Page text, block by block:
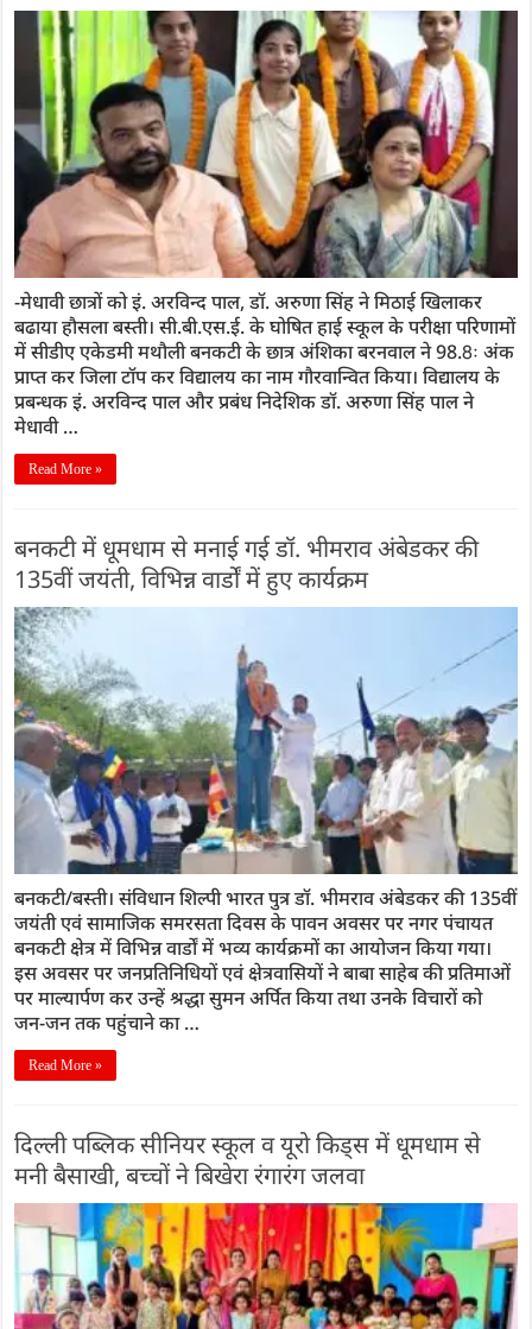
-मेधावी छात्रों को इं. अरविन्द पाल, डॉ. अरुणा सिंह ने मिठाई खिलाकर
बढाया हौसला बस्ती। सी.बी.एस.ई. के घोषित हाई स्कूल के परीक्षा परिणामों
में सीडीए एकेडमी मथौली बनकटी के छात्र अंशिका बरनवाल ने 98.8ः अंक
प्राप्त कर जिला टॉप कर विद्यालय का नाम गौरवान्वित किया। विद्यालय के
प्रबन्धक इं. अरविन्द पाल और प्रबंध निदेशिक डॉ. अरुणा सिंह पाल ने
मेधावी …
Read More »
बनकटी में धूमधाम से मनाई गई डॉ. भीमराव अंबेडकर की
135वीं जयंती, विभिन्न वार्डों में हुए कार्यक्रम
बनकटी/बस्ती। संविधान शिल्पी भारत पुत्र डॉ. भीमराव अंबेडकर की 135वीं
जयंती एवं सामाजिक समरसता दिवस के पावन अवसर पर नगर पंचायत
बनकटी क्षेत्र में विभिन्न वार्डों में भव्य कार्यक्रमों का आयोजन किया गया।
इस अवसर पर जनप्रतिनिधियों एवं क्षेत्रवासियों ने बाबा साहेब की प्रतिमाओं
पर माल्यार्पण कर उन्हें श्रद्धा सुमन अर्पित किया तथा उनके विचारों को
जन-जन तक पहुंचाने का …
Read More »
दिल्ली पब्लिक सीनियर स्कूल व यूरो किड्स में धूमधाम से
मनी बैसाखी, बच्चों ने बिखेरा रंगारंग जलवा